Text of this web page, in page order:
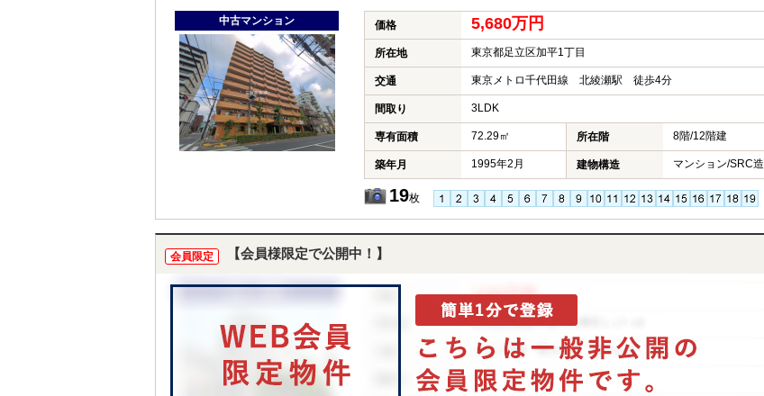
中古マンション 価格 5,680万円
所在地 東京都足立区加平1丁目
交通 東京メトロ千代田線 北綾瀬駅 徒歩4分
間取り 3LDK
専有面積 72.29㎡ 所在階 8階/12階建
築年月 1995年2月 建物構造 マンション/SRC造
19枚
会員限定 【会員様限定で公開中！】